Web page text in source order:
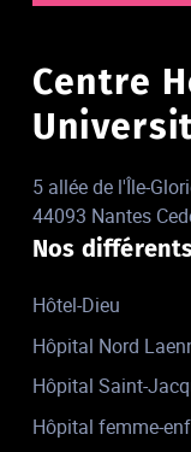
Centre
5 allée de l'Île-
44093 Nantes
Nos
Hôtel-Dieu
Hôpital Nord
Hôpital Saint-
Hôpital femme-